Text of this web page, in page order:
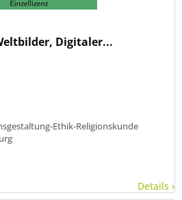
Digitaler...
Ethik-Religionskunde
Details ›